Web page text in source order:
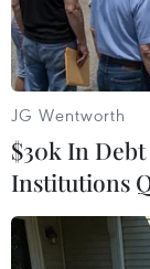
JG Wentworth
$30k In
Institutions